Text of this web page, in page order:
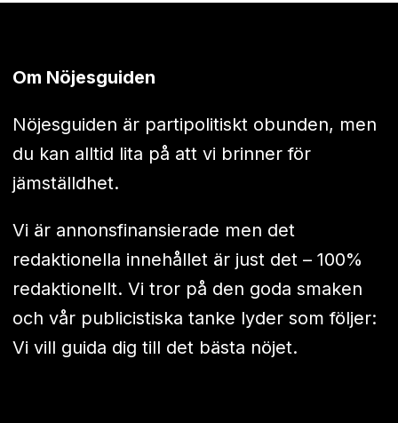
Om Nöjesguiden
Nöjesguiden är partipolitiskt obunden, men
du kan alltid lita på att vi brinner för
jämställdhet.
Vi är annonsfinansierade men det
redaktionella innehållet är just det – 100%
redaktionellt. Vi tror på den goda smaken
och vår publicistiska tanke lyder som följer:
Vi vill guida dig till det bästa nöjet.